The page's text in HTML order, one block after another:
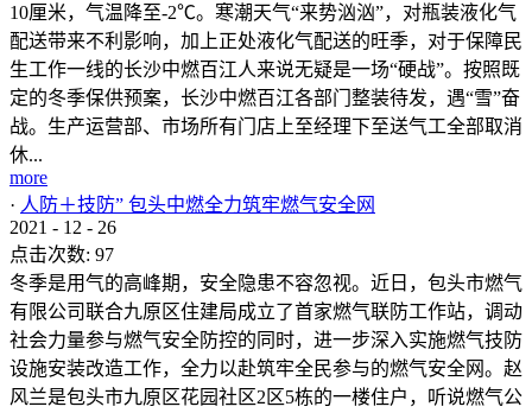
10厘米，气温降至-2℃。寒潮天气“来势汹汹”，对瓶装液化气
配送带来不利影响，加上正处液化气配送的旺季，对于保障民
生工作一线的长沙中燃百江人来说无疑是一场“硬战”。按照既
定的冬季保供预案，长沙中燃百江各部门整装待发，遇“雪”奋
战。生产运营部、市场所有门店上至经理下至送气工全部取消
休...
more
· 人防＋技防” 包头中燃全力筑牢燃气安全网
2021 - 12 - 26
点击次数: 97
冬季是用气的高峰期，安全隐患不容忽视。近日，包头市燃气
有限公司联合九原区住建局成立了首家燃气联防工作站，调动
社会力量参与燃气安全防控的同时，进一步深入实施燃气技防
设施安装改造工作，全力以赴筑牢全民参与的燃气安全网。赵
风兰是包头市九原区花园社区2区5栋的一楼住户，听说燃气公